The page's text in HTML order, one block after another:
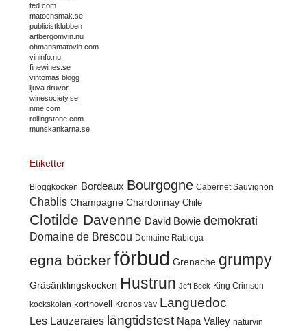
ted.com
matochsmak.se
publicistklubben
artbergomvin.nu
ohmansmatovin.com
vininfo.nu
finewines.se
vintomas blogg
ljuva druvor
winesociety.se
nme.com
rollingstone.com
munskankarna.se
Etiketter
Bloggkocken Bordeaux Bourgogne Cabernet Sauvignon
Chablis Champagne Chardonnay Chile
Clotilde Davenne David Bowie demokrati
Domaine de Brescou Domaine Rabiega
egna böckerförbud Grenache grumpy
Gräsänklingskocken Hustrun Jeff Beck King Crimson
kockskolan kortnovell Kronos väv Languedoc
Les Lauzeraies långtidstest Napa Valley naturvin